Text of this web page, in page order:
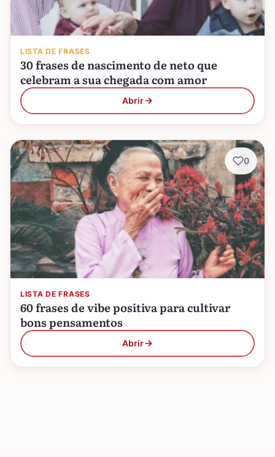
LISTA DE FRASES
30 frases de nascimento de neto que
celebram a sua chegada com amor
Abrir
LISTA DE FRASES
60 frases de vibe positiva para cultivar
bons pensamentos
Abrir
0